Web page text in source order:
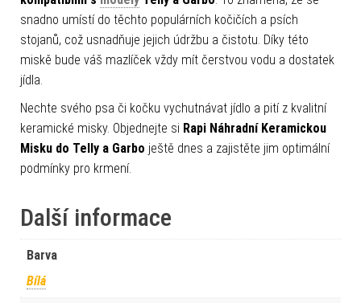
snadno umístí do těchto populárních kočičích a psích
stojanů, což usnadňuje jejich údržbu a čistotu. Díky této
miskě bude váš mazlíček vždy mít čerstvou vodu a dostatek
jídla.
Nechte svého psa či kočku vychutnávat jídlo a pití z kvalitní
keramické misky. Objednejte si Rapi Náhradní Keramickou
Misku do Telly a Garbo ještě dnes a zajistěte jim optimální
podmínky pro krmení.
Další informace
Barva
Bílá